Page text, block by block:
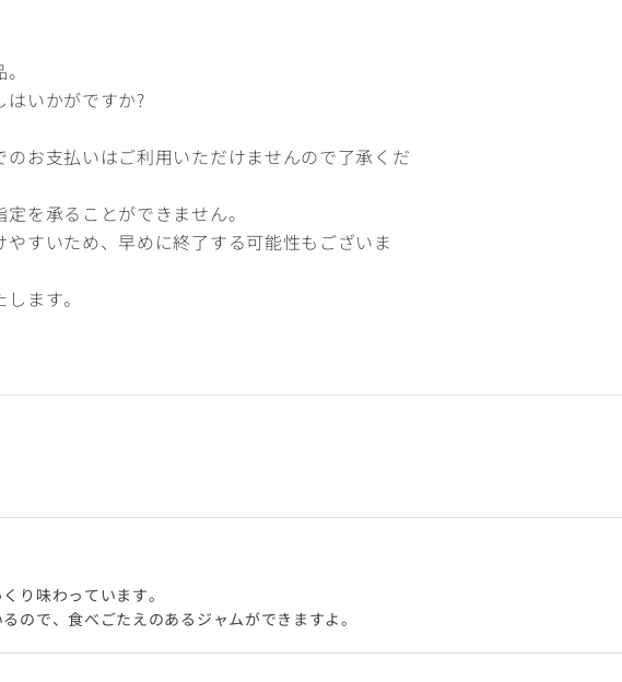
いかがですか?
お支払いはご利用いただけませんので了承くだ
を承ることができません。
すいため、早めに終了する可能性もございま
ます。
り味わっています。
ので、食べごたえのあるジャムができますよ。